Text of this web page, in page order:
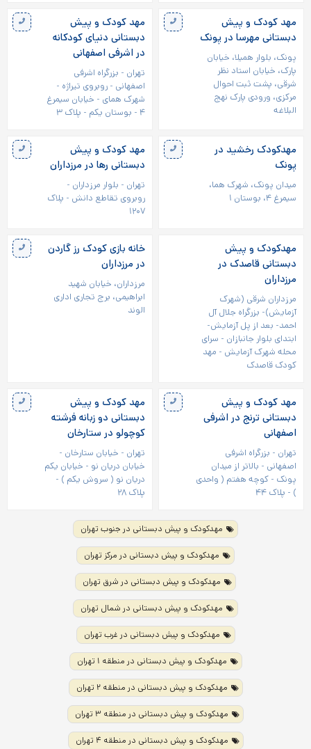
مهد کودک و پیش
دبستانی مهرسا در پونک
پونک، بلوار همیلا، خیابان
پارک، خیابان استاد نظر
شرقی، پشت ثبت احوال
مرکزی، ورودی پارک نهج
البلاغه
مهد کودک و پیش
دبستانی دنیای کودکانه
در اشرفی اصفهانی
تهران - بزرگراه اشرفی
اصفهانی - روبروی تیراژه -
شهرک همای - خیابان سیمرغ
۴ - بوستان یکم - پلاک ۳
مهدکودک رخشید در
پونک
میدان پونک، شهرک هما،
سیمرغ ۴، بوستان ۱
مهد کودک و پیش
دبستانی رها در مرزداران
تهران - بلوار مرزداران -
روبروی تقاطع دانش - پلاک
۱۲۰۷
مهدکودک و پیش
دبستانی قاصدک در
مرزداران
مرزداران شرقی (شهرک
آزمایش)- بزرگراه جلال آل
احمد- بعد از پل آزمایش-
ابتدای بلوار جانبازان - سرای
محله شهرک آزمایش - مهد
کودک قاصدک
خانه بازی کودک رز گاردن
در مرزداران
مرزداران، خیابان شهید
ابراهیمی، برج تجاری اداری
الوند
مهد کودک و پیش
دبستانی ترنج در اشرفی
اصفهانی
تهران - بزرگراه اشرفی
اصفهانی - بالاتر از میدان
پونک - کوچه هفتم ( واحدی
) - پلاک ۴۴
مهد کودک و پیش
دبستانی دو زبانه فرشته
کوچولو در ستارخان
تهران - خیابان ستارخان -
خیابان دریان نو - خیابان یکم
دریان نو ( سروش یکم ) -
پلاک ۲۸
مهدکودک و پیش دبستانی در جنوب تهران
مهدکودک و پیش دبستانی در مرکز تهران
مهدکودک و پیش دبستانی در شرق تهران
مهدکودک و پیش دبستانی در شمال تهران
مهدکودک و پیش دبستانی در غرب تهران
مهدکودک و پیش دبستانی در منطقه ۱ تهران
مهدکودک و پیش دبستانی در منطقه ۲ تهران
مهدکودک و پیش دبستانی در منطقه ۳ تهران
مهدکودک و پیش دبستانی در منطقه ۴ تهران